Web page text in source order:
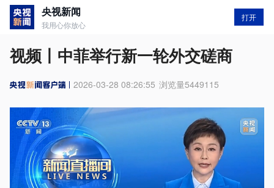
央视新闻
我用心你放心
打开
视频丨中菲举行新一轮外交磋商
2026-03-28 08:26:55 浏览量5449115